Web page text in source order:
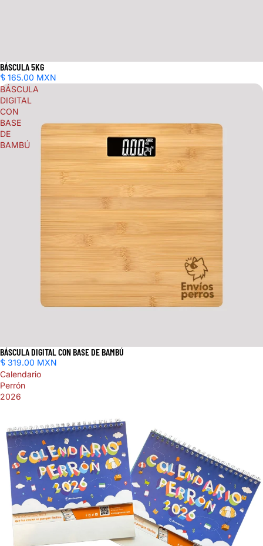
BÁSCULA 5KG
$ 165.00 MXN
BÁSCULA
DIGITAL
CON
BASE
DE
BAMBÚ
BÁSCULA DIGITAL CON BASE DE BAMBÚ
$ 319.00 MXN
Calendario
Perrón
2026